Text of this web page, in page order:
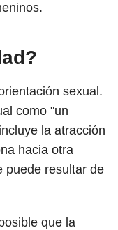
sexual.
como "un
la atracción
hacia otra
puede resultar de
que la